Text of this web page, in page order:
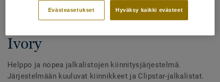
Tarvikkeet puulattioille -
Jalkalistat - Clipstar - Saarni
Ivory
Helppo ja nopea jalkalistojen kiinnitysjärjestelmä.
Järjestelmään kuuluvat kiinnikkeet ja Clipstar-jalkalistat.
Hyväksy kaikki evästeet
Evästeasetukset